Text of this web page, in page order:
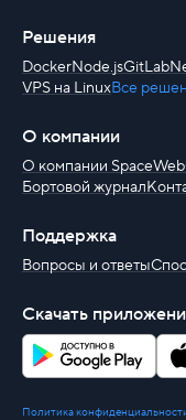
Решения
DockerNode.jsGitLab
VPS на LinuxВсе
О компании
О компании SpaceWeb
Бортовой журнал
Поддержка
Вопросы и ответы
Скачать
Политика